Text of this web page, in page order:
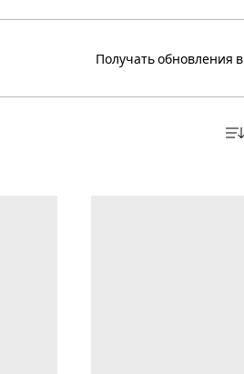
Получать обновления в